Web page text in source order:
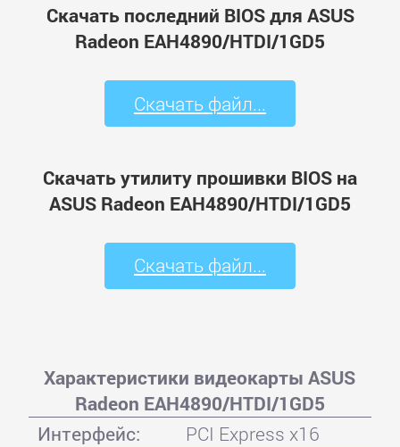
Скачать последний BIOS для ASUS
Radeon EAH4890/HTDI/1GD5
Скачать файл...
Скачать утилиту прошивки BIOS на
ASUS Radeon EAH4890/HTDI/1GD5
Скачать файл...
Характеристики видеокарты ASUS
Radeon EAH4890/HTDI/1GD5
Интерфейс:
PCI Express x16